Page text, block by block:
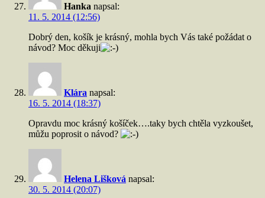
Hanka napsal:
11. 5. 2014 (12:56)
Dobrý den, košík je krásný, mohla bych Vás také požádat o
návod? Moc děkuji
Klára napsal:
16. 5. 2014 (18:37)
Opravdu moc krásný košíček….taky bych chtěla vyzkoušet,
můžu poprosit o návod?
Helena Lišková napsal:
30. 5. 2014 (20:07)